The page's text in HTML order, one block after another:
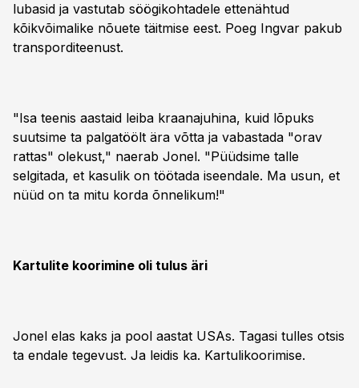
lubasid ja vastutab söögikohtadele ettenähtud
kõikvõimalike nõuete täitmise eest. Poeg Ingvar pakub
transporditeenust.
"Isa teenis aastaid leiba kraanajuhina, kuid lõpuks
suutsime ta palgatöölt ära võtta ja vabastada "orav
rattas" olekust," naerab Jonel. "Püüdsime talle
selgitada, et kasulik on töötada iseendale. Ma usun, et
nüüd on ta mitu korda õnnelikum!"
Kartulite koorimine oli tulus äri
Jonel elas kaks ja pool aastat USAs. Tagasi tulles otsis
ta endale tegevust. Ja leidis ka. Kartulikoorimise.